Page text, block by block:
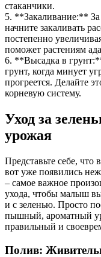
стаканчики.
5. **Закаливание:**
начните закаливать
постепенно
поможет растениям
6. **Высадка в
грунт, когда минует
прогреется. Делайте
корневую систему.
Уход за
урожая
Представьте себе,
вот уже появились
– самое важное
ухода, чтобы малыш
и с зеленью. Просто
пышный, ароматный
правильный и
Полив: